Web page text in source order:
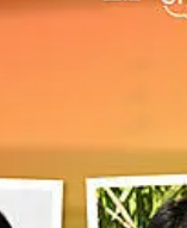
8月7日 7:04
価格を伏せて集
祝・Web担創刊
いたお祝いコメン